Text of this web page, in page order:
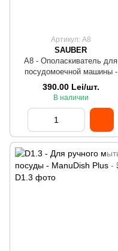
Артикул: A8
SAUBER
A8 - Ополаскиватель для
посудомоечной машины -
390.00 Lei/шт.
В наличии